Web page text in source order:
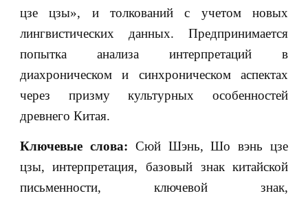
цзе цзы», и толкований с учетом новых
лингвистических данных. Предпринимается
попытка анализа интерпретаций в
диахроническом и синхроническом аспектах
через призму культурных особенностей
древнего Китая.
Ключевые слова: Сюй Шэнь, Шо вэнь цзе
цзы, интерпретация, базовый знак китайской
письменности, ключевой знак,